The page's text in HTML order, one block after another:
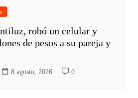
robó un celular y
de pesos a su pareja y
8 agosto, 2026 0